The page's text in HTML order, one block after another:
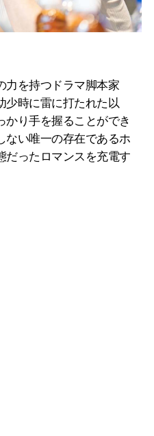
力を持つドラマ脚本家
少時に雷に打たれた以
かり手を握ることができ
ない唯一の存在であるホ
だったロマンスを充電す